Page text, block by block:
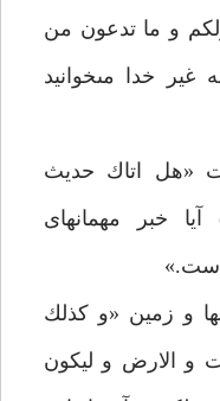
و ما تدعون من
غير خدا مىخوانيد
«هل اتاك حديث
خبر مهمانهاى
است.»
و زمين «و كذلك
و الارض و ليكون